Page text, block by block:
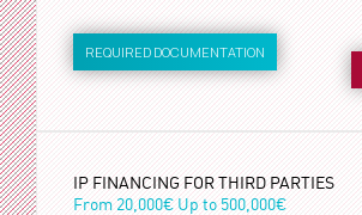
REQUIRED DOCUMENTATION
IP FINANCING FOR THIRD PARTIES
From20,000€Up to500,000€